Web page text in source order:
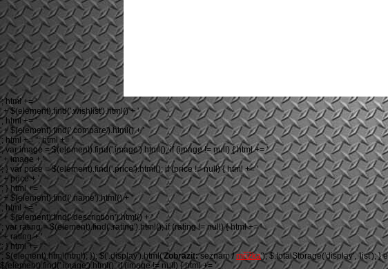
'; html += '
' + $(element).find('.wishlist').html() + '
'; html += '
' + $(element).find('.compare').html() + '
'; html += ''; html += '
'; var image = $(element).find('.image').html(); if (image != null) { html += '
' + image + '
'; } var price = $(element).find('.price').html(); if (price != null) { html += '
' + price + '
'; } html += '
' + $(element).find('.name').html() + '
'; html += '
' + $(element).find('.description').html() + '
'; var rating = $(element).find('.rating').html(); if (rating != null) { html += '
' + rating + '
'; } html += '
'; $(element).html(html); }); $('.display').html('Zobrazit:seznam/ mřížka'); $.totalStorage('display', 'list'); }
$(element).find('.image').html(); if (image != null) { html += '